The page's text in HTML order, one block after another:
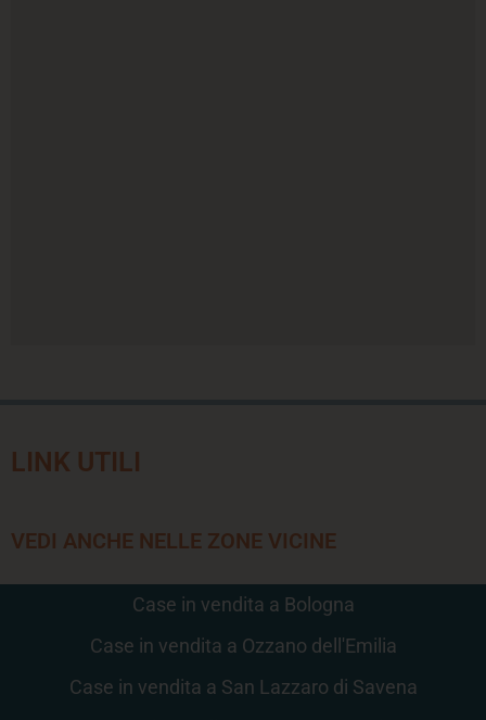
LINK UTILI
VEDI ANCHE NELLE ZONE VICINE
Case in vendita a Bologna
Case in vendita a Ozzano dell'Emilia
Case in vendita a San Lazzaro di Savena